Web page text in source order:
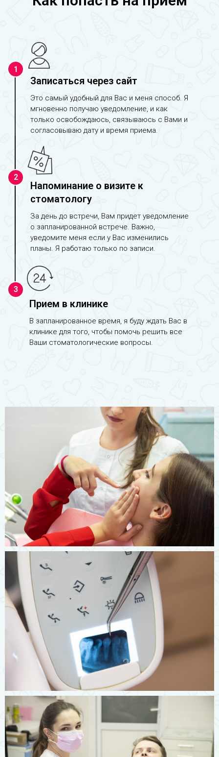
1
Записаться через сайт
Это самый удобный для Вас и меня способ. Я
мгновенно получаю уведомление, и как
только освобождаюсь, связываюсь с Вами и
согласовываю дату и время приема.
2
Напоминание о визите к
стоматологу
За день до встречи, Вам придет уведомление
о запланированной встрече. Важно,
уведомите меня если у Вас изменились
планы. Я работаю только по записи.
3
Прием в клинике
В запланированное время, я буду ждать Вас в
клинике для того, чтобы помочь решить все
Ваши стоматологические вопросы.